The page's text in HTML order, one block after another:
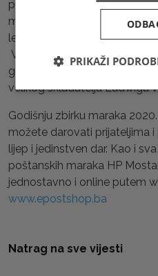
posvećene Međugorju,
motivima endemičnih biljaka
leptire u BiH, tu je i blok
Vesni, slavenskoj božici
godine, markama je
velikog skladatelja Ludwiga
Godišnju zbirku maraka
možete darovati prijateljima
lijep i jedinstven dar. Kao i
poštanskih maraka HP
jednostavno i online putem
www.epostshop.ba
Natrag na sve vijesti
PRIKAŽI